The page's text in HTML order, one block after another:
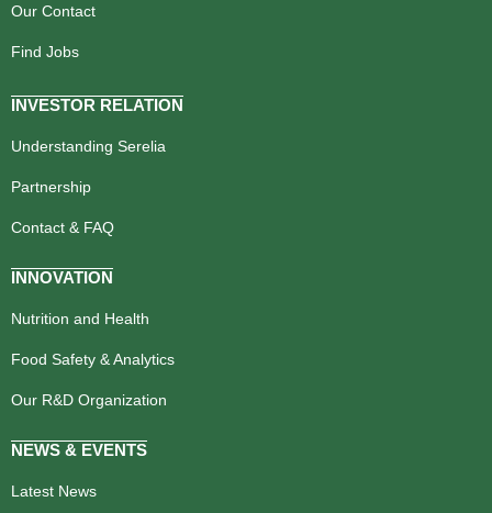
Our Contact
Find Jobs
INVESTOR RELATION
Understanding Serelia
Partnership
Contact & FAQ
INNOVATION
Nutrition and Health
Food Safety & Analytics
Our R&D Organization
NEWS & EVENTS
Latest News